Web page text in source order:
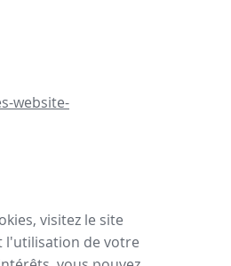
website-
visitez le site
l'utilisation de votre